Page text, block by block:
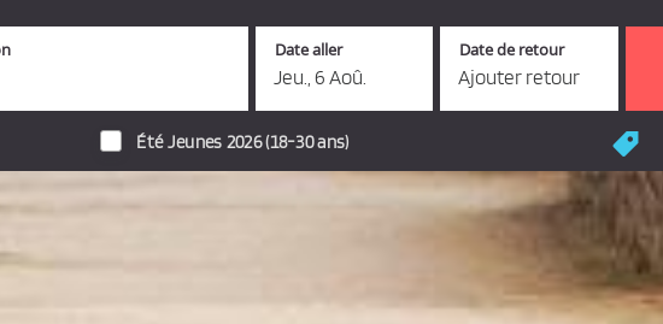
Date aller
Jeu., 6 Aoû.
Date de retour
Ajouter retour
Été Jeunes 2026 (18-30 ans)